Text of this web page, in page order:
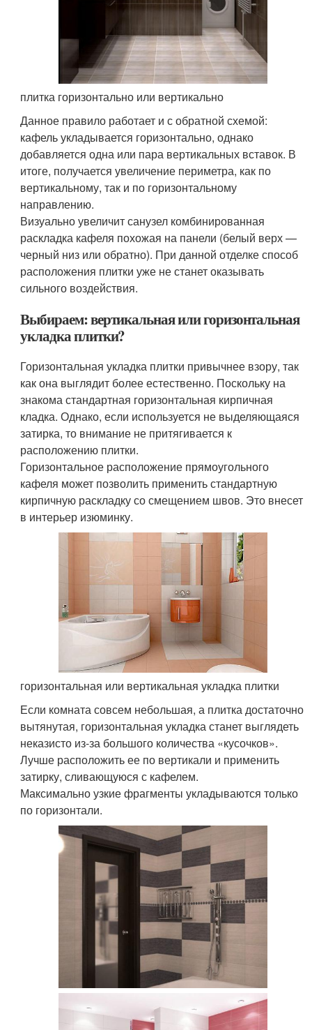
плитка горизонтально или вертикально
Данное правило работает и с обратной схемой:
кафель укладывается горизонтально, однако
добавляется одна или пара вертикальных вставок. В
итоге, получается увеличение периметра, как по
вертикальному, так и по горизонтальному
направлению.
Визуально увеличит санузел комбинированная
раскладка кафеля похожая на панели (белый верх —
черный низ или обратно). При данной отделке способ
расположения плитки уже не станет оказывать
сильного воздействия.
Выбираем: вертикальная или горизонтальная
укладка плитки?
Горизонтальная укладка плитки привычнее взору, так
как она выглядит более естественно. Поскольку на
знакома стандартная горизонтальная кирпичная
кладка. Однако, если используется не выделяющаяся
затирка, то внимание не притягивается к
расположению плитки.
Горизонтальное расположение прямоугольного
кафеля может позволить применить стандартную
кирпичную раскладку со смещением швов. Это внесет
в интерьер изюминку.
горизонтальная или вертикальная укладка плитки
Если комната совсем небольшая, а плитка достаточно
вытянутая, горизонтальная укладка станет выглядеть
неказисто из-за большого количества «кусочков».
Лучше расположить ее по вертикали и применить
затирку, сливающуюся с кафелем.
Максимально узкие фрагменты укладываются только
по горизонтали.